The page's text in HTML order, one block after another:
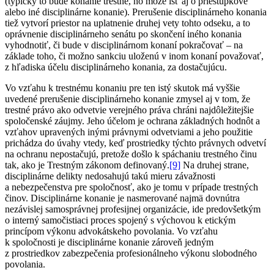
alebo iné disciplinárne konanie). Prerušenie disciplinárneho konania
tiež vytvorí priestor na uplatnenie druhej vety tohto odseku, a to
oprávnenie disciplinárneho senátu po skončení iného konania
vyhodnotiť, či bude v disciplinárnom konaní pokračovať – na
základe toho, či možno sankciu uloženú v inom konaní považovať,
z hľadiska účelu disciplinárneho konania, za dostačujúcu.
Vo vzťahu k trestnému konaniu pre ten istý skutok má vyššie
uvedené prerušenie disciplinárneho konanie zmysel aj v tom, že
trestné právo ako odvetvie verejného práva chráni najdôležitejšie
spoločenské záujmy. Jeho účelom je ochrana základných hodnôt a
vzťahov upravených inými právnymi odvetviami a jeho použitie
prichádza do úvahy vtedy, keď prostriedky týchto právnych odvetví
na ochranu nepostačujú, pretože došlo k spáchaniu trestného činu
tak, ako je Trestným zákonom definovaný.[9] Na druhej strane,
disciplinárne delikty nedosahujú takú mieru závažnosti
a nebezpečenstva pre spoločnosť, ako je tomu v prípade trestných
činov. Disciplinárne konanie je nasmerované najmä dovnútra
nezávislej samosprávnej profesijnej organizácie, ide predovšetkým
o interný samočistiaci proces spojený s výchovou k etickým
princípom výkonu advokátskeho povolania. Vo vzťahu
k spoločnosti je disciplinárne konanie zároveň jedným
z prostriedkov zabezpečenia profesionálneho výkonu slobodného
povolania.